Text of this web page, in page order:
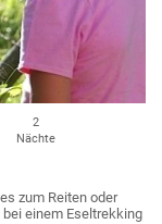
2
Nächte
zum Reiten oder
einem Eseltrekking